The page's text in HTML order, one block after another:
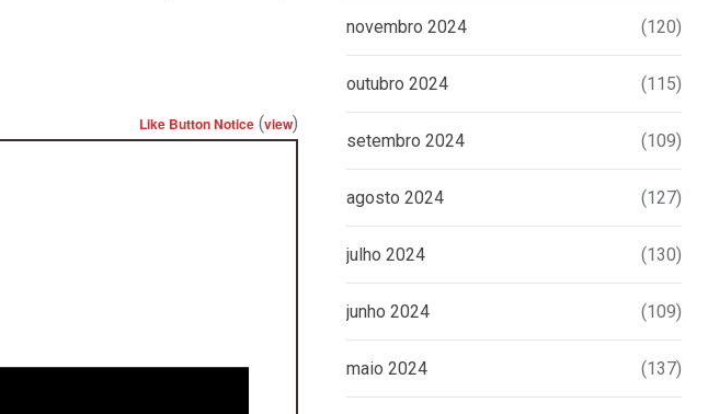
Like Button Notice (view)
novembro 2024 (120)
outubro 2024 (115)
setembro 2024 (109)
agosto 2024 (127)
julho 2024 (130)
junho 2024 (109)
maio 2024 (137)